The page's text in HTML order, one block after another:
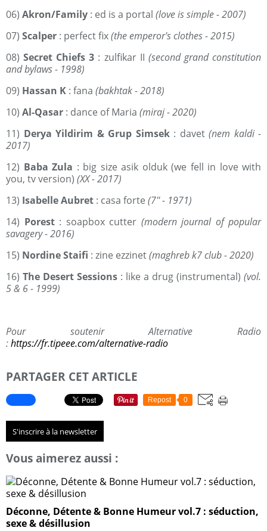
06) Akron/Family : ed is a portal (love is simple - 2007)
07) Scalper : perfect fix(the emperor's clothes - 2015)
08)Secret Chiefs 3 : zulfikar II (second grand constitution
and bylaws - 1998)
09) Hassan K : fana (bakhtak - 2018)
10) Al-Qasar : dance of Maria (miraj - 2020)
11) Derya Yildirim & Grup Simsek: davet (nem kaldi -
2017)
12) Baba Zula : big size asik olduk (we fell in love with
you, tv version) (XX - 2017)
13) Isabelle Aubret : casa forte (7'' - 1971)
14) Porest: soapbox cutter (modern journal of popular
savagery - 2016)
15) Nordine Staifi : zine ezzinet(maghreb k7 club - 2020)
16) The Desert Sessions : like a drug (instrumental) (vol.
5 & 6 - 1999)
Pour soutenir Alternative Radio
:https://fr.tipeee.com/alternative-radio
PARTAGER CET ARTICLE
Repost 0
S'inscrire à la newsletter
Vous aimerez aussi :
Déconne, Détente & Bonne Humeur vol.7 : séduction,
sexe & désillusion